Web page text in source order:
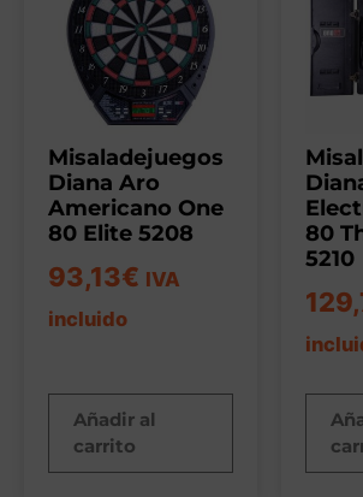
Misaladejuegos
Diana Aro
Americano One
80 Elite 5208
93,13€ IVA
incluido
Añadir al
carrito
80
5210